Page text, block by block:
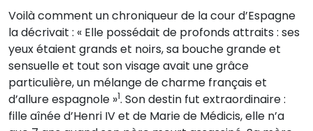
Voilà comment un chroniqueur de la cour d’Espagne
la décrivait : « Elle possédait de profonds attraits : ses
yeux étaient grands et noirs, sa bouche grande et
sensuelle et tout son visage avait une grâce
particulière, un mélange de charme français et
d’allure espagnole »1. Son destin fut extraordinaire :
fille aînée d’Henri IV et de Marie de Médicis, elle n’a